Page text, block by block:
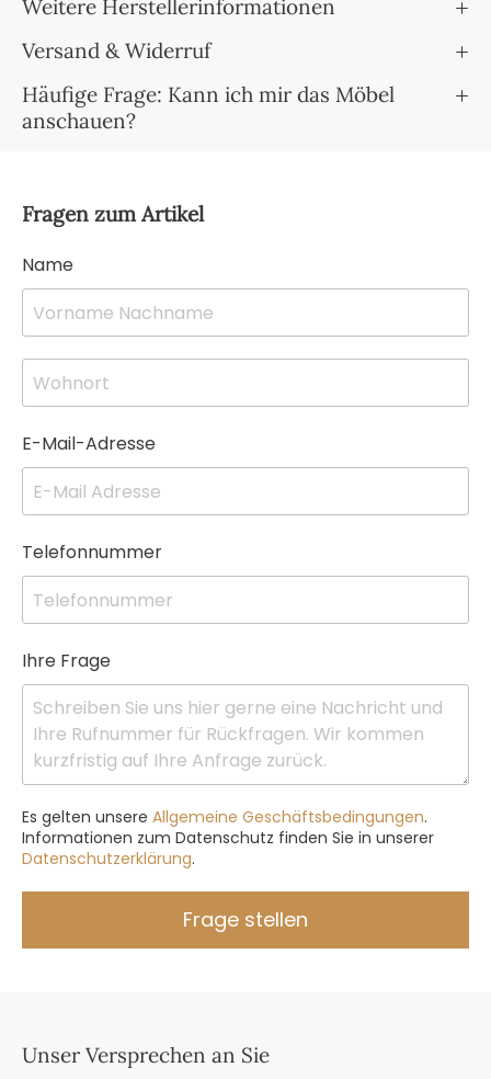
Weitere Herstellerinformationen
Versand & Widerruf
Häufige Frage: Kann ich mir das Möbel
anschauen?
Fragen zum Artikel
Name
E-Mail-Adresse
Telefonnummer
Ihre Frage
Es gelten unsere Allgemeine Geschäftsbedingungen.
Informationen zum Datenschutz finden Sie in unserer
Datenschutzerklärung.
Frage stellen
Unser Versprechen an Sie